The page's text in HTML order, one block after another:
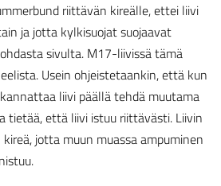
riittävän kireälle, ettei liivi
ja jotta kylkisuojat suojaavat
sivulta. M17-liivissä tämä
Usein ohjeistetaankin, että kun
liivi päällä tehdä muutama
tietää, että liivi istuu riittävästi. Liivin
jotta muun muassa ampuminen